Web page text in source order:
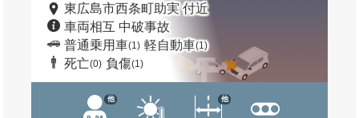
東広島市西条町助実 付近
車両相互 中破事故
普通乗用車(1) 軽自動車(1)
死亡(0) 負傷(1)
他 他